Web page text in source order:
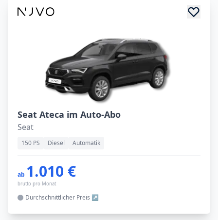
Seat Ateca im Auto-Abo
Seat
150 PS Diesel Automatik
ab 1.010 €
brutto pro Monat
Durchschnittlicher Preis